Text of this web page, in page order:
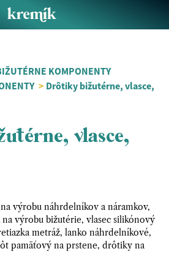
KOMPONENTY
> Drôtiky bižutérne, vlasce,
vlasce,
výrobu náhrdelníkov a náramkov,
výrobu bižutérie, vlasec silikónový
metráž, lanko náhrdelníkové,
pamäťový na prstene, drôtiky na